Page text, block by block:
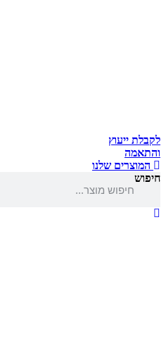
לקבלת ייעוץ
והתאמה
המוצרים שלנו
חיפוש